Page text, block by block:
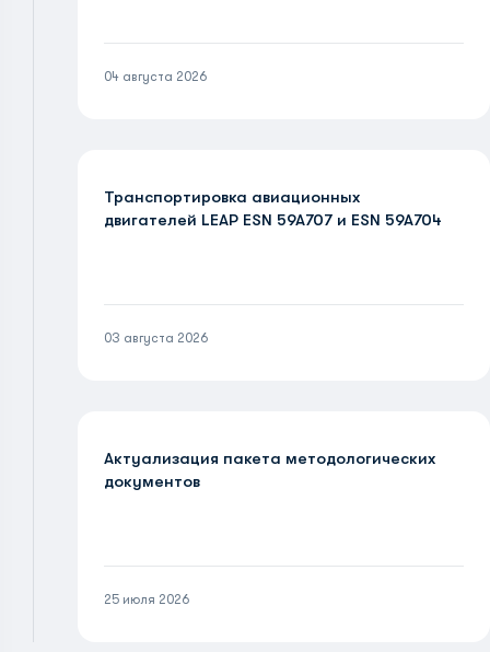
04 августа 2026
Транспортировка авиационных
двигателей LEAP ESN 59A707 и ESN 59A704
03 августа 2026
Актуализация пакета методологических
документов
25 июля 2026